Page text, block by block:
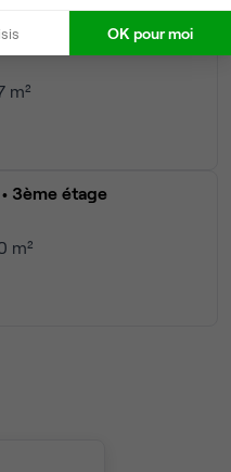
• 3ème étage
m²
• 3ème étage
m²
OK pour moi